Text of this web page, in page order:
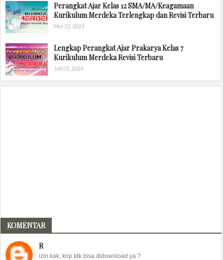
Perangkat Ajar Kelas 12 SMA/MA/Keagamaan
Kurikulum Merdeka Terlengkap dan Revisi Terbaru
Mei 22, 2023
Lengkap Perangkat Ajar Prakarya Kelas 7
Kurikulum Merdeka Revisi Terbaru
Juli 01, 2024
KOMENTAR
R
izin kak, knp tdk bisa didownload ya ?